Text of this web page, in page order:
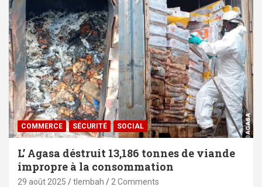
COMMERCE SÉCURITÉ SOCIAL
L’ Agasa déstruit 13,186 tonnes de viande
impropre à la consommation
29 août 2025 tlembah 2 Comments